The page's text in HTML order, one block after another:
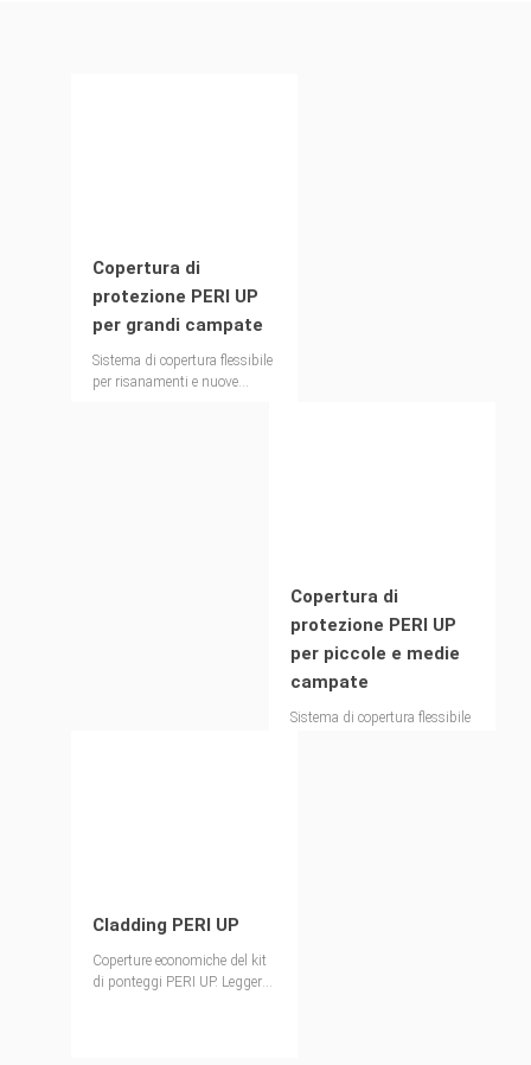
Copertura di
protezione PERI UP
per grandi campate
Sistema di copertura flessibile
per risanamenti e nuove
Copertura di
protezione PERI UP
per piccole e medie
campate
Sistema di copertura flessibile
Cladding PERI UP
Coperture economiche del kit
di ponteggi PERI UP. Leggero.